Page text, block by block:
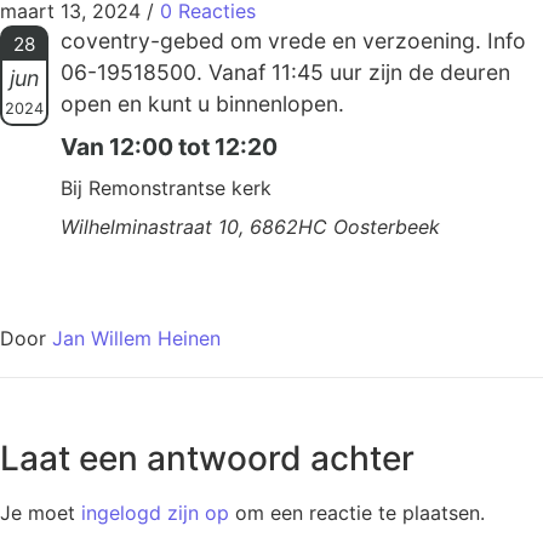
maart 13, 2024 / 0 Reacties
28
jun
2024
coventry-gebed om vrede en verzoening. Info
06-19518500. Vanaf 11:45 uur zijn de deuren
open en kunt u binnenlopen.
Van 12:00 tot 12:20
Bij Remonstrantse kerk
Wilhelminastraat 10, 6862HC Oosterbeek
Door Jan Willem Heinen
Laat een antwoord achter
Je moet ingelogd zijn op om een reactie te plaatsen.